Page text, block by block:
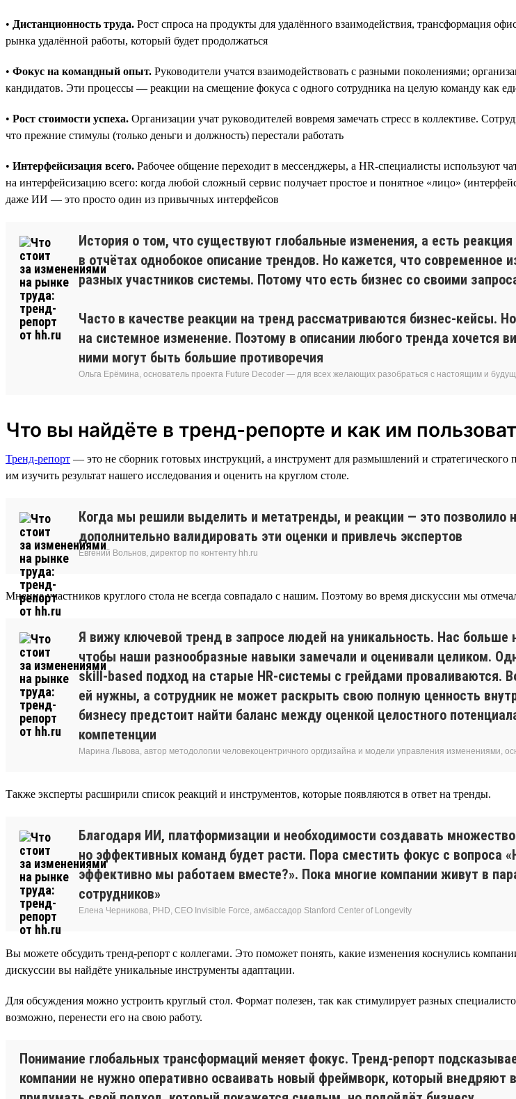
• Дистанционность труда. Рост спроса на продукты для удалённого взаимодействия, трансформация
рынка удалённой работы, который будет продолжаться
• Фокус на командный опыт. Руководители учатся взаимодействовать с разными поколениями;
кандидатов. Эти процессы — реакции на смещение фокуса с одного сотрудника на целую команду как
• Рост стоимости успеха. Организации учат руководителей вовремя замечать стресс в коллективе.
что прежние стимулы (только деньги и должность) перестали работать
• Интерфейсизация всего. Рабочее общение переходит в мессенджеры, а HR-специалисты используют
на интерфейсизацию всего: когда любой сложный сервис получает простое и понятное «лицо»
даже ИИ — это просто один из привычных интерфейсов
История о том, что существуют глобальные изменения, а есть
в отчётах однобокое описание трендов. Но кажется, что
разных участников системы. Потому что есть бизнес со своими
Часто в качестве реакции на тренд рассматриваются бизнес-кейсы.
на системное изменение. Поэтому в описании любого тренда
ними могут быть большие противоречия
Ольга Ерёмина, основатель проекта Future Decoder — для всех желающих разобраться с настоящим и
Что вы найдёте в тренд-репорте и как им
Тренд-репорт — это не сборник готовых инструкций, а инструмент для размышлений и
им изучить результат нашего исследования и оценить на круглом столе.
Когда мы решили выделить и метатренды, и реакции — это
дополнительно валидировать эти оценки и привлечь экспертов
Евгений Вольнов, директор по контенту hh.ru
Мнение участников круглого стола не всегда совпадало с нашим. Поэтому во время дискуссии мы
Я вижу ключевой тренд в запросе людей на уникальность. Нас
чтобы наши разнообразные навыки замечали и оценивали целиком.
skill-based подход на старые HR-системы с грейдами проваливаются.
ей нужны, а сотрудник не может раскрыть свою полную ценность
бизнесу предстоит найти баланс между оценкой целостного
компетенции
Марина Львова, автор методологии человекоцентричного оргдизайна и модели управления изменениями,
Также эксперты расширили список реакций и инструментов, которые появляются в ответ на тренды.
Благодаря ИИ, платформизации и необходимости создавать
но эффективных команд будет расти. Пора сместить фокус с вопроса
эффективно мы работаем вместе?». Пока многие компании живут в
сотрудников»
Елена Черникова, PHD, CEO Invisible Force, амбассадор Stanford Center of Longevity
Вы можете обсудить тренд-репорт с коллегами. Это поможет понять, какие изменения коснулись
дискуссии вы найдёте уникальные инструменты адаптации.
Для обсуждения можно устроить круглый стол. Формат полезен, так как стимулирует разных
возможно, перенести его на свою работу.
Понимание глобальных трансформаций меняет фокус. Тренд-репорт
компании не нужно оперативно осваивать новый фреймворк, который внедряют